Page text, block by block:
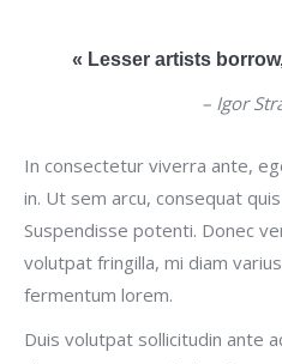
« Lesser artists
– Igor
In consectetur viverra ante,
in. Ut sem arcu, consequat
Suspendisse potenti. Donec
volutpat fringilla, mi diam
fermentum lorem.
Duis volutpat sollicitudin ante